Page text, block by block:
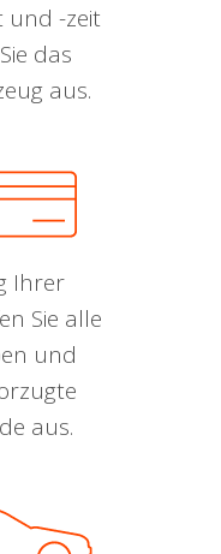
und -zeit
das
aus.
Ihrer
Sie alle
und
aus.